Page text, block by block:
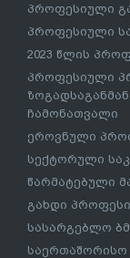
პროფესიული
პროფესიული
2023 წლის
პროფესიული
ჩამონათვალი
ეროვნული
სექტორული
წარმატებული
გახდი
სასარგებლო
საერთაშორისო